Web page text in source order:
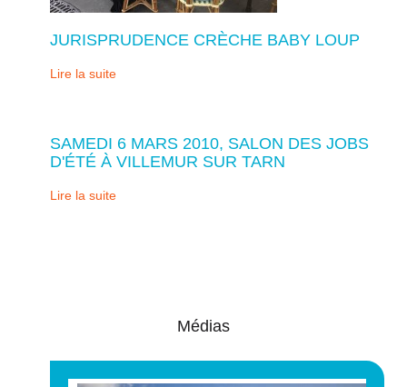
JURISPRUDENCE CRÈCHE BABY LOUP
Lire la suite
SAMEDI 6 MARS 2010, SALON DES JOBS
D'ÉTÉ À VILLEMUR SUR TARN
Lire la suite
Médias